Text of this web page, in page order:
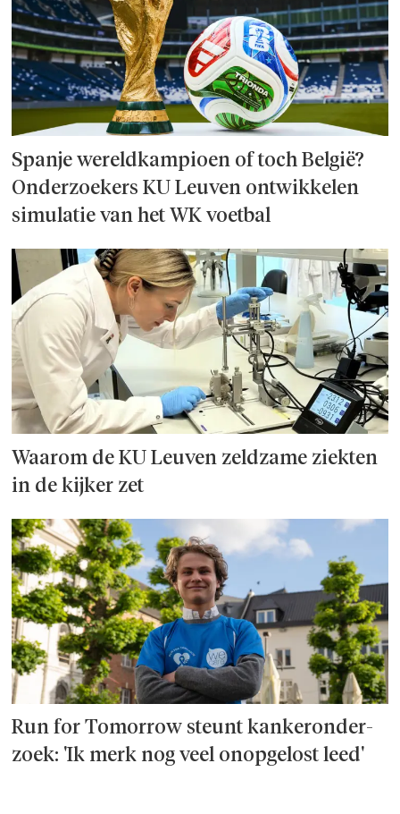
Spanje wereld­kampioen of toch België?
Onderzoek­ers KU Leuven ontwikkelen
simulatie van het WK voetbal
Waarom de KU Leuven zeldzame ziekten
in de kijker zet
Run for Tomorrow steunt kanker­onder­
zoek: 'Ik merk nog veel onopgelost leed'